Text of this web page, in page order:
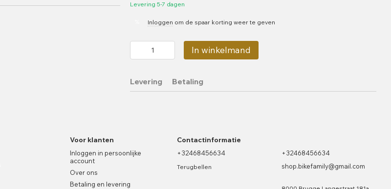
Levering 5-7 dagen
Inloggen om de spaar korting weer te geven
In winkelmand
Levering Betaling
Voor klanten
Inloggen in persoonlijke
account
Over ons
Betaling en levering
Contactinformatie
+32468456634
Terugbellen
+32468456634
shop.bikefamily@gmail.com